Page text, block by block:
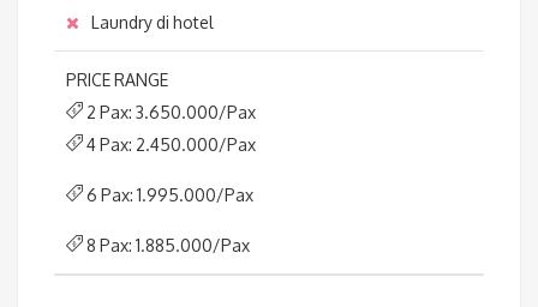
Laundry di hotel
PRICE RANGE
2 Pax: 3.650.000/Pax
4 Pax: 2.450.000/Pax
6 Pax: 1.995.000/Pax
8 Pax: 1.885.000/Pax